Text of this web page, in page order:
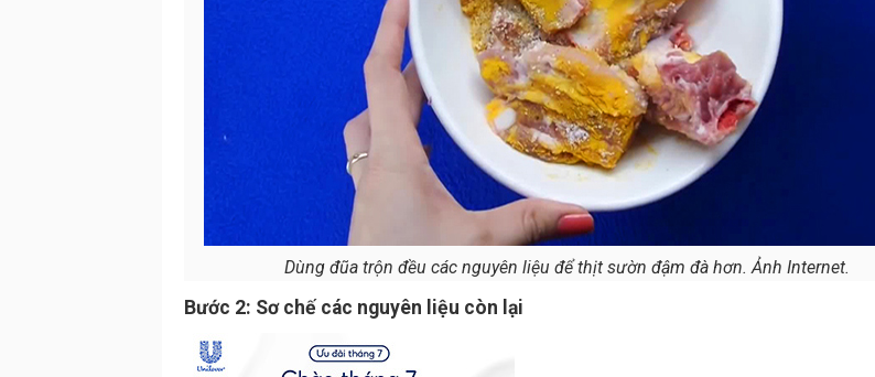
Dùng đũa trộn đều các nguyên liệu để thịt sườn đậm đà hơn. Ảnh Internet.
Bước 2: Sơ chế các nguyên liệu còn lại